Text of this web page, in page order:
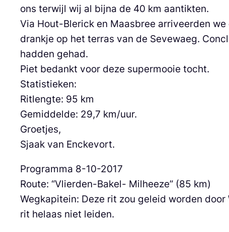
ons terwijl wij al bijna de 40 km aantikten.
Via Hout-Blerick en Maasbree arriveerden
drankje op het terras van de Sevewaeg.
hadden gehad.
Piet bedankt voor deze supermooie tocht.
Statistieken:
Ritlengte: 95 km
Gemiddelde: 29,7 km/uur.
Groetjes,
Sjaak van Enckevort.
Programma 8-10-2017
Route: “Vlierden-Bakel- Milheeze” (85 km)
Wegkapitein: Deze rit zou geleid worden
rit helaas niet leiden.